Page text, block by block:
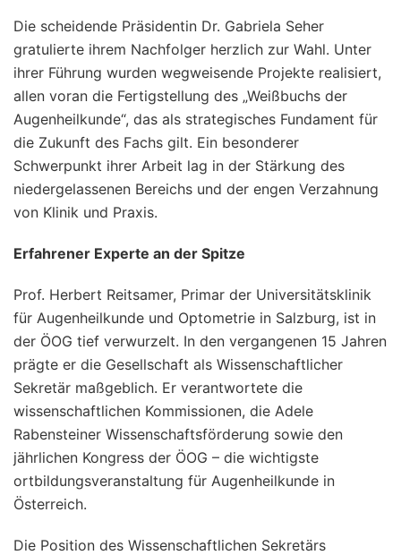
Die scheidende Präsidentin Dr. Gabriela Seher
gratulierte ihrem Nachfolger herzlich zur Wahl. Unter
ihrer Führung wurden wegweisende Projekte realisiert,
allen voran die Fertigstellung des „Weißbuchs der
Augenheilkunde“, das als strategisches Fundament für
die Zukunft des Fachs gilt. Ein besonderer
Schwerpunkt ihrer Arbeit lag in der Stärkung des
niedergelassenen Bereichs und der engen Verzahnung
von Klinik und Praxis.
Erfahrener Experte an der Spitze
Prof. Herbert Reitsamer, Primar der Universitätsklinik
für Augenheilkunde und Optometrie in Salzburg, ist in
der ÖOG tief verwurzelt. In den vergangenen 15 Jahren
prägte er die Gesellschaft als Wissenschaftlicher
Sekretär maßgeblich. Er verantwortete die
wissenschaftlichen Kommissionen, die Adele
Rabensteiner Wissenschaftsförderung sowie den
jährlichen Kongress der ÖOG – die wichtigste
ortbildungsveranstaltung für Augenheilkunde in
Österreich.
Die Position des Wissenschaftlichen Sekretärs